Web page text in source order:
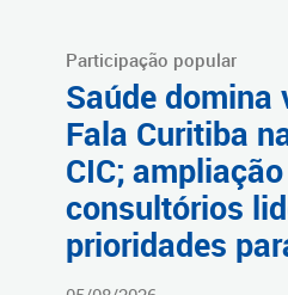
Participação popular
Saúde domina
Fala Curitiba
CIC;
consultórios
prioridades